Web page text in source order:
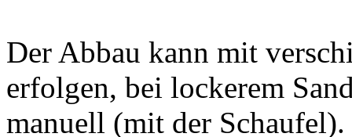
Der Abbau kann mit
erfolgen, bei lockerem
manuell (mit der